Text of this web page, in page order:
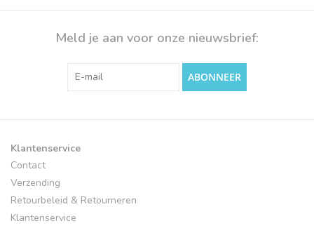
Meld je aan voor onze nieuwsbrief:
ABONNEER
Klantenservice
Contact
Verzending
Retourbeleid & Retourneren
Klantenservice